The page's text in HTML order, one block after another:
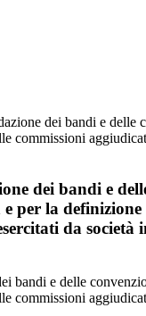
dei bandi e delle
commissioni
dei bandi e
e per la
da società
bandi e delle
commissioni